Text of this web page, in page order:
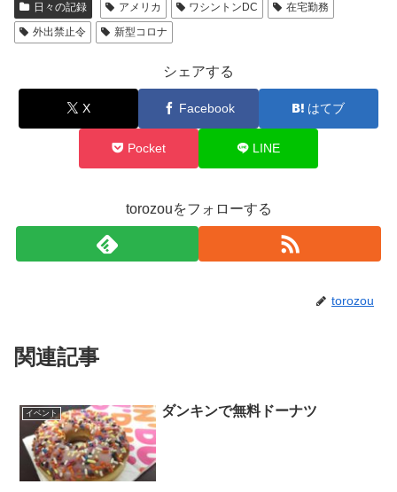
日々の記録 アメリカ ワシントンDC
在宅勤務
外出禁止令
新型コロナ
シェアする
X Facebook はてブ
Pocket LINE
torozouをフォローする
torozou
関連記事
イベント ダンキンで無料ドーナツ